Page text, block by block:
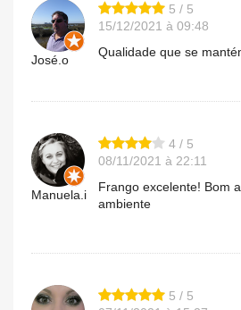
José.o
5 / 5
15/12/2021 à 09:48
Qualidade que se
Manuela.i
4 / 5
08/11/2021 à 22:11
Frango excelente! Bom
ambiente
5 / 5